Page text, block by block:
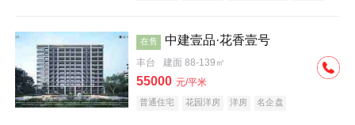
在售 中建壹品·花香壹号
丰台 建面 88-139㎡
55000 元/平米
普通住宅 花园洋房 洋房 名企盘